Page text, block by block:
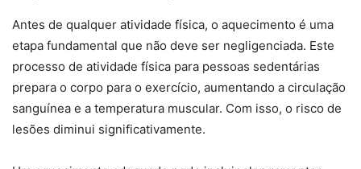
Antes de qualquer atividade física, o aquecimento é uma
etapa fundamental que não deve ser negligenciada. Este
processo de atividade física para pessoas sedentárias
prepara o corpo para o exercício, aumentando a circulação
sanguínea e a temperatura muscular. Com isso, o risco de
lesões diminui significativamente.